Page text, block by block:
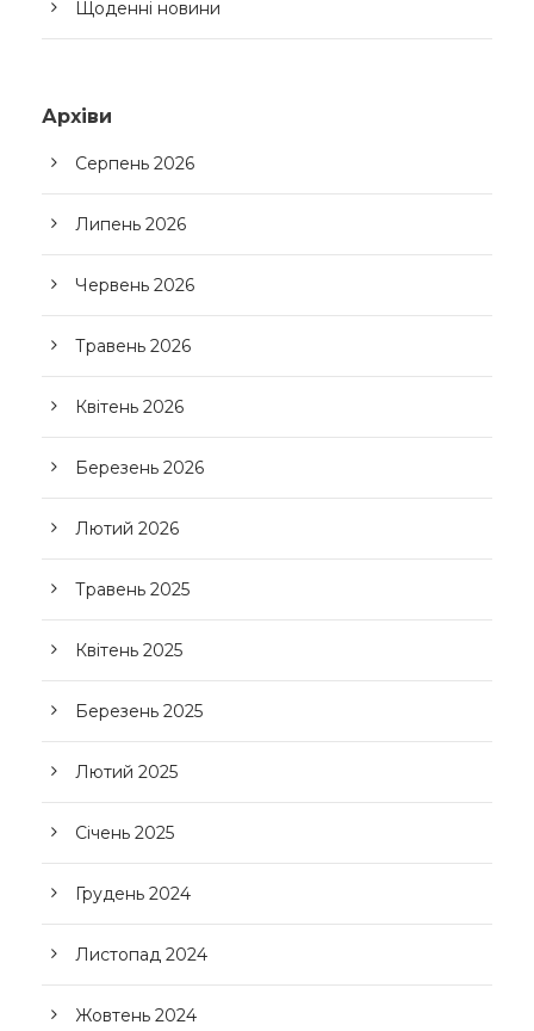
Щоденні новини
Архіви
Серпень 2026
Липень 2026
Червень 2026
Травень 2026
Квітень 2026
Березень 2026
Лютий 2026
Травень 2025
Квітень 2025
Березень 2025
Лютий 2025
Січень 2025
Грудень 2024
Листопад 2024
Жовтень 2024